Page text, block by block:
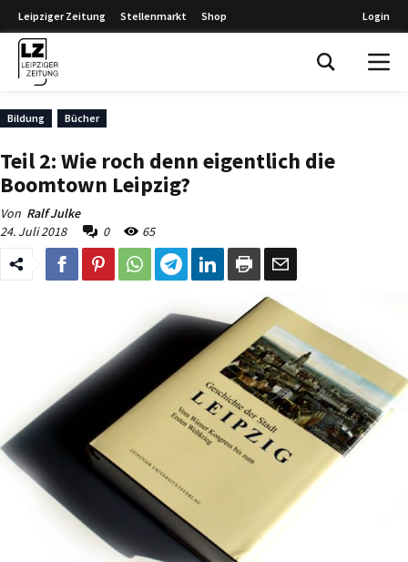
Leipziger Zeitung Stellenmarkt Shop Login
Bildung Bücher
Teil 2: Wie roch denn eigentlich die
Boomtown Leipzig?
Von Ralf Julke
24. Juli 2018
0 65